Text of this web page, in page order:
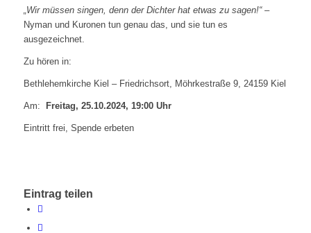
„Wir müssen singen, denn der Dichter hat etwas zu sagen!“–
Nyman und Kuronen tun genau das, und sie tun es
ausgezeichnet.
Zu hören in:
Bethlehemkirche Kiel – Friedrichsort, Möhrkestraße 9, 24159 Kiel
Am: Freitag, 25.10.2024, 19:00 Uhr
Eintritt frei, Spende erbeten
Eintrag teilen